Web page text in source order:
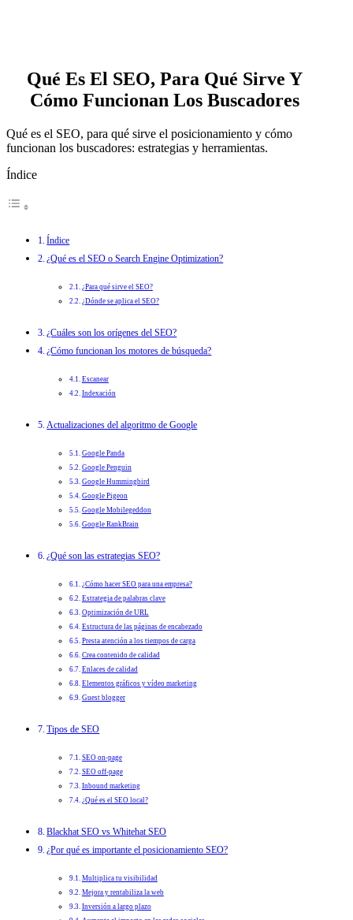
Qué Es El SEO, Para Qué Sirve Y
Cómo Funcionan Los Buscadores
Qué es el SEO, para qué sirve el posicionamiento y cómo
funcionan los buscadores: estrategias y herramientas.
Índice
Índice
¿Qué es el SEO o Search Engine Optimization?
¿Para qué sirve el SEO?
¿Dónde se aplica el SEO?
¿Cuáles son los orígenes del SEO?
¿Cómo funcionan los motores de búsqueda?
Escanear
Indexación
Actualizaciones del algoritmo de Google
Google Panda
Google Penguin
Google Hummingbird
Google Pigeon
Google Mobilegeddon
Google RankBrain
¿Qué son las estrategias SEO?
¿Cómo hacer SEO para una empresa?
Estrategia de palabras clave
Optimización de URL
Estructura de las páginas de encabezado
Presta atención a los tiempos de carga
Crea contenido de calidad
Enlaces de calidad
Elementos gráficos y vídeo marketing
Guest blogger
Tipos de SEO
SEO on-page
SEO off-page
Inbound marketing
¿Qué es el SEO local?
Blackhat SEO vs Whitehat SEO
¿Por qué es importante el posicionamiento SEO?
Multiplica tu visibilidad
Mejora y rentabiliza la web
Inversión a largo plazo